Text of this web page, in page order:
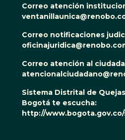
Correo atención
Correo notificaciones
Correo atención al
Sistema Distrital de
Bogotá te escucha:
http://